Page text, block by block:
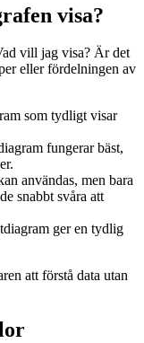
visa?
vill jag visa? Är det
eller fördelningen av
som tydligt visar
fungerar bäst,
användas, men bara
snabbt svåra att
ger en tydlig
att förstå data utan